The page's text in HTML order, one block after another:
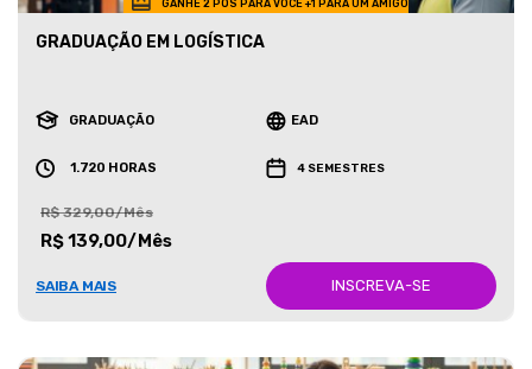
GANHE 2 PÓS PARA VOCÊ +1 PARA UM AMIGO
GRADUAÇÃO EM LOGÍSTICA
GRADUAÇÃO EAD
1.720 HORAS 4 SEMESTRES
R$ 329,00/Mês
R$ 139,00/Mês
SAIBA MAIS INSCREVA-SE